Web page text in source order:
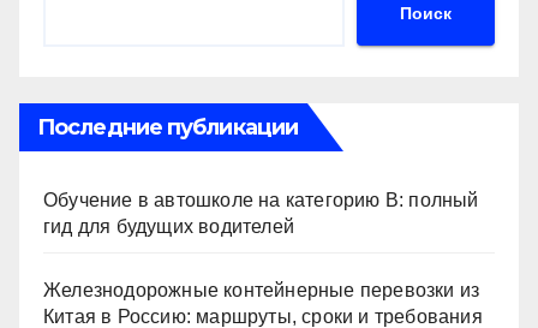
Поиск
Последние публикации
Обучение в автошколе на категорию В: полный
гид для будущих водителей
Железнодорожные контейнерные перевозки из
Китая в Россию: маршруты, сроки и требования